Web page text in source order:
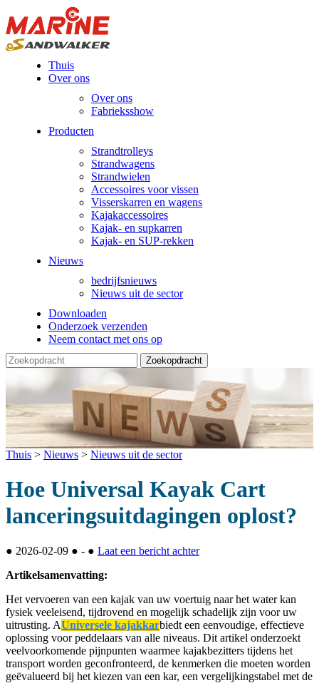
Thuis
Over ons
Over ons
Fabrieksshow
Producten
Strandtrolleys
Strandwagens
Strandwielen
Accessoires voor vissen
Visserskarren en wagens
Kajakaccessoires
Kajak- en supkarren
Kajak- en SUP-rekken
Nieuws
bedrijfsnieuws
Nieuws uit de sector
Downloaden
Onderzoek verzenden
Neem contact met ons op
Thuis > Nieuws > Nieuws uit de sector
Hoe Universal Kayak Cart
lanceringsuitdagingen oplost?
● 2026-02-09 ● - ● Laat een bericht achter
Artikelsamenvatting:
Het vervoeren van een kajak van uw voertuig naar het water kan
fysiek veeleisend, tijdrovend en mogelijk schadelijk zijn voor uw
uitrusting. AUniversele kajakkarbiedt een eenvoudige, effectieve
oplossing voor peddelaars van alle niveaus. Dit artikel onderzoekt
veelvoorkomende pijnpunten waarmee kajakbezitters tijdens het
transport worden geconfronteerd, de kenmerken die moeten worden
geëvalueerd bij het kiezen van een kar, een vergelijkingstabel met de